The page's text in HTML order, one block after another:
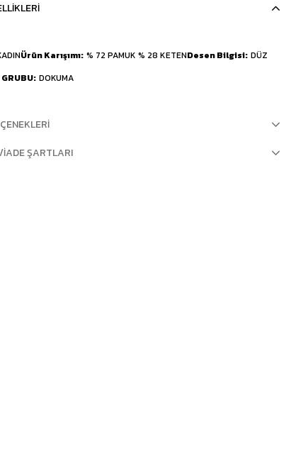
Ürün Karışımı % 72 PAMUK % 28 KETENDesen Bilgisi DÜZ
DOKUMA
ŞARTLARI